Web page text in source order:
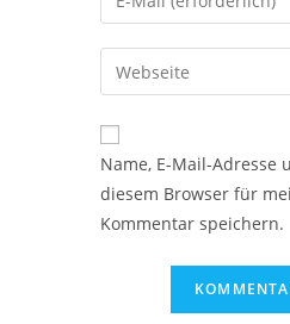
Name, E-Mail-Adresse
diesem Browser für
Kommentar speichern.